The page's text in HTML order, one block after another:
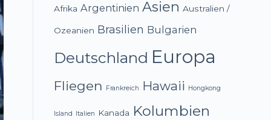
Afrika Argentinien Asien Australien /
Ozeanien Brasilien Bulgarien
Deutschland Europa
Fliegen Frankreich Hawaii Hongkong
Island Italien Kanada Kolumbien